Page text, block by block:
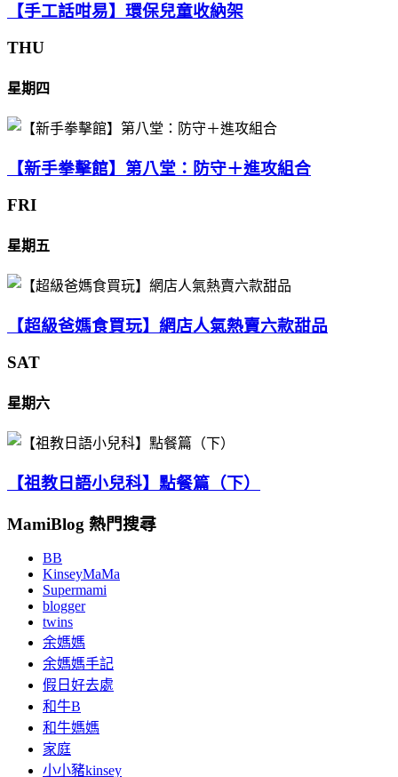
【手工話咁易】環保兒童收納架
THU
星期四
【新手拳擊館】第八堂：防守＋進攻組合
FRI
星期五
【超級爸媽食買玩】網店人氣熱賣六款甜品
SAT
星期六
【祖教日語小兒科】點餐篇（下）
MamiBlog 熱門搜尋
BB
KinseyMaMa
Supermami
blogger
twins
余媽媽
余媽媽手記
假日好去處
和牛B
和牛媽媽
家庭
小小豬kinsey